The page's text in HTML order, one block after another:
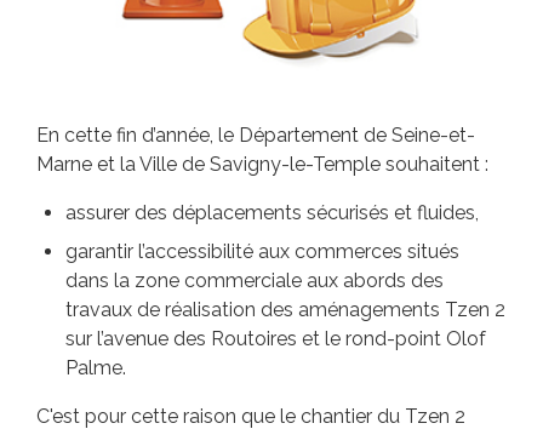
En cette fin d’année, le Département de Seine-et-
Marne et la Ville de Savigny-le-Temple souhaitent :
assurer des déplacements sécurisés et fluides,
garantir l’accessibilité aux commerces situés
dans la zone commerciale aux abords des
travaux de réalisation des aménagements Tzen 2
sur l’avenue des Routoires et le rond-point Olof
Palme.
C'est pour cette raison que le chantier du Tzen 2